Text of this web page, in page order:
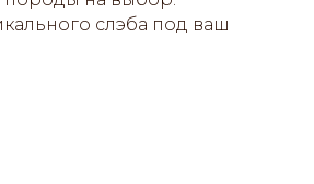
слэба под ваш